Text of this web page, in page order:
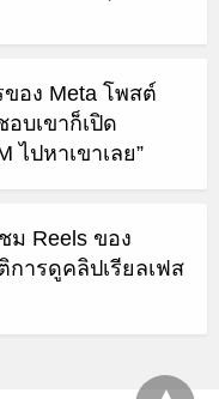
อง Meta โพสต์
บเขาก็เปิด
ไปหาเขาเลย”
ม Reels ของ
การดูคลิปเรียลเฟส